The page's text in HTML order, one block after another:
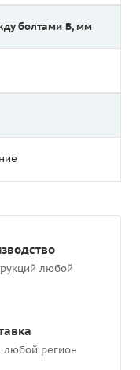
болтами B, мм
любой
любой регион